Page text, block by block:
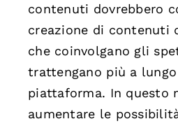
contenuti dovrebbero
creazione di contenuti
che coinvolgano gli
trattengano più a
piattaforma. In questo
aumentare le